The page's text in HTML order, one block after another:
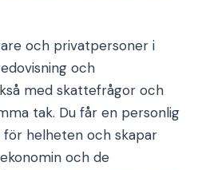
och privatpersoner i
och
med skattefrågor och
tak. Du får en personlig
helheten och skapar
och de